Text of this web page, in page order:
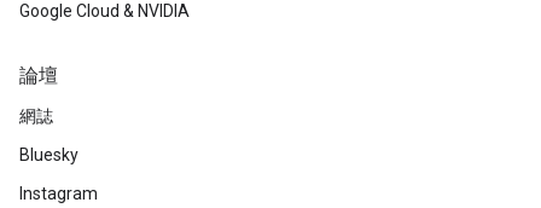
Google Cloud & NVIDIA
論壇
網誌
Bluesky
Instagram